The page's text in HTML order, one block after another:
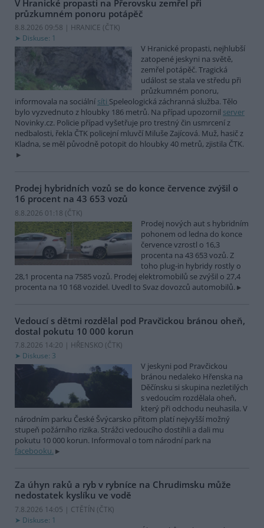
V Hranické propasti na Přerovsku zemřel při
průzkumném ponoru potápěč
8.8.2026 09:58 | HRANICE (ČTK)
Diskuse: 1
V Hranické propasti, nejhlubší
zatopené jeskyni na světě,
zemřel potápěč. Tragická
událost se stala ve středu při
průzkumném ponoru,
informovala na sociální síti Speleologická záchranná služba. Tělo
bylo vyzvednuto z hloubky 186 metrů. Na případ upozornil server
Novinky.cz. Policie případ vyšetřuje pro trestný čin usmrcení z
nedbalosti, řekla ČTK policejní mluvčí Miluše Zajícová. Muž, hasič z
Kladna, se měl původně potopit do hloubky 40 metrů, zjistila ČTK.
Prodej hybridních vozů se do konce července zvýšil o
16 procent na 43 653 vozů
8.8.2026 01:18 (ČTK)
Prodej nových aut s hybridním
pohonem od ledna do konce
července vzrostl o 16,3
procenta na 43 653 vozů. Z
toho plug-in hybridy rostly o
28,1 procenta na 7585 vozů. Prodej elektromobilů se zvýšil o 27,4
procenta na 10 168 vozidel. Uvedl to Svaz dovozců automobilů.
Vedoucí s dětmi rozdělal pod Pravčickou bránou oheň,
dostal pokutu 10 000 korun
7.8.2026 14:20 | HŘENSKO (ČTK)
Diskuse: 3
V jeskyni pod Pravčickou
bránou nedaleko Hřenska na
Děčínsku si skupina nezletilých
s vedoucím rozdělala oheň,
který při odchodu neuhasila. V
národním parku České Švýcarsko přitom platí nejvyšší možný
stupeň požárního rizika. Strážci vedoucího dostihli a dali mu
pokutu 10 000 korun. Informoval o tom národní park na
facebooku.
Za úhyn raků a ryb v rybníce na Chrudimsku může
nedostatek kyslíku ve vodě
7.8.2026 14:05 | CTĚTÍN (ČTK)
Diskuse: 1